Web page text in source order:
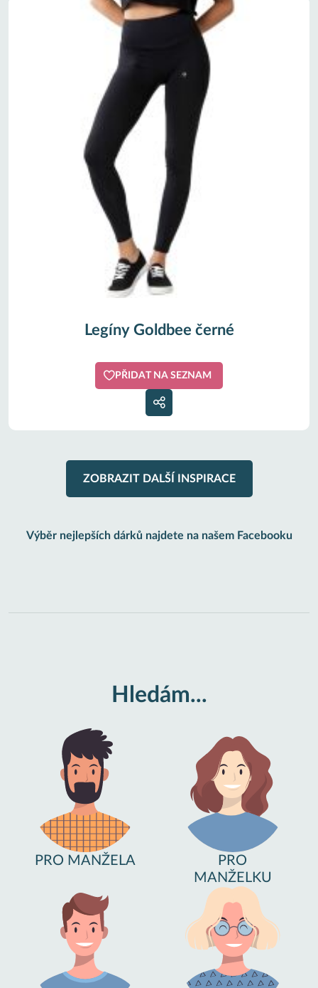
Legíny Goldbee černé
PŘIDAT NA SEZNAM
ZOBRAZIT DALŠÍ INSPIRACE
Výběr nejlepších dárků najdete na našem Facebooku
Hledám...
PRO MANŽELA
PRO
MANŽELKU